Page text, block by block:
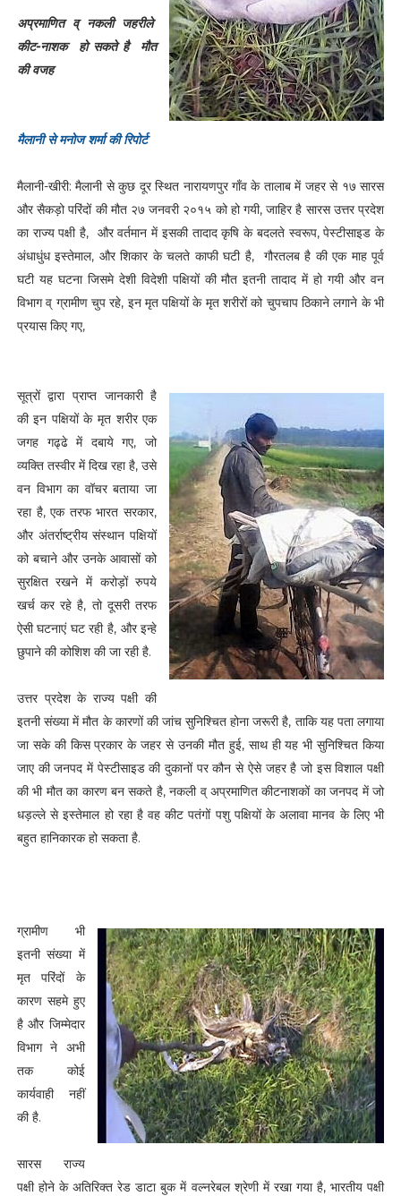
अप्रमाणित व् नकली जहरीले
कीट-नाशक हो सकते है मौत
की वजह
मैलानी से मनोज शर्मा की रिपोर्ट
मैलानी-खीरी: मैलानी से कुछ दूर स्थित नारायणपुर गाँव के तालाब में जहर से १७ सारस
और सैकड़ो परिंदों की मौत २७ जनवरी २०१५ को हो गयी, जाहिर है सारस उत्तर प्रदेश
का राज्य पक्षी है, और वर्तमान में इसकी तादाद कृषि के बदलते स्वरूप, पेस्टीसाइड के
अंधाधुंध इस्तेमाल, और शिकार के चलते काफी घटी है, गौरतलब है की एक माह पूर्व
घटी यह घटना जिसमे देशी विदेशी पक्षियों की मौत इतनी तादाद में हो गयी और वन
विभाग व् ग्रामीण चुप रहे, इन मृत पक्षियों के मृत शरीरों को चुपचाप ठिकाने लगाने के भी
प्रयास किए गए,
सूत्रों द्वारा प्राप्त जानकारी है
की इन पक्षियों के मृत शरीर एक
जगह गढ्ढे में दबाये गए, जो
व्यक्ति तस्वीर में दिख रहा है, उसे
वन विभाग का वॉचर बताया जा
रहा है, एक तरफ भारत सरकार,
और अंतर्राष्ट्रीय संस्थान पक्षियों
को बचाने और उनके आवासों को
सुरक्षित रखने में करोड़ों रुपये
खर्च कर रहे है, तो दूसरी तरफ
ऐसी घटनाएं घट रही है, और इन्हे
छुपाने की कोशिश की जा रही है.
उत्तर प्रदेश के राज्य पक्षी की
इतनी संख्या में मौत के कारणों की जांच सुनिश्चित होना जरूरी है, ताकि यह पता लगाया
जा सके की किस प्रकार के जहर से उनकी मौत हुई, साथ ही यह भी सुनिश्चित किया
जाए की जनपद में पेस्टीसाइड की दुकानों पर कौन से ऐसे जहर है जो इस विशाल पक्षी
की भी मौत का कारण बन सकते है, नकली व् अप्रमाणित कीटनाशकों का जनपद में जो
धड़ल्ले से इस्तेमाल हो रहा है वह कीट पतंगों पशु पक्षियों के अलावा मानव के लिए भी
बहुत हानिकारक हो सकता है.
ग्रामीण भी
इतनी संख्या में
मृत परिंदों के
कारण सहमे हुए
है और जिम्मेदार
विभाग ने अभी
तक कोई
कार्यवाही नहीं
की है.
सारस राज्य
पक्षी होने के अतिरिक्त रेड डाटा बुक में वल्नरेबल श्रेणी में रखा गया है, भारतीय पक्षी